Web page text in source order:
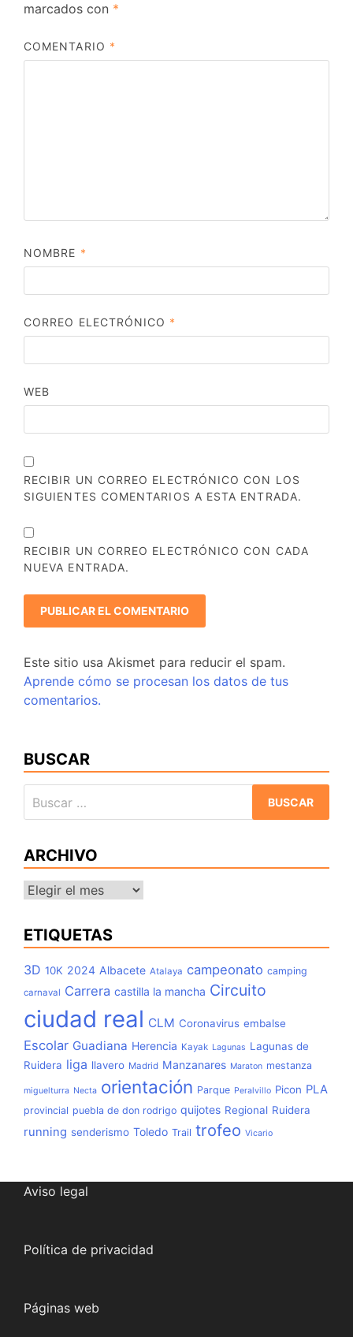
marcados con *
COMENTARIO *
NOMBRE *
CORREO ELECTRÓNICO *
WEB
RECIBIR UN CORREO ELECTRÓNICO CON LOS
SIGUIENTES COMENTARIOS A ESTA ENTRADA.
RECIBIR UN CORREO ELECTRÓNICO CON CADA
NUEVA ENTRADA.
Este sitio usa Akismet para reducir el spam.
Aprende cómo se procesan los datos de tus
comentarios.
BUSCAR
ARCHIVO
Archivo
ETIQUETAS
3D 10K 2024 Albacete Atalaya campeonato camping
carnaval Carrera castilla la mancha Circuito
ciudad real CLM Coronavirus embalse
Escolar Guadiana Herencia Kayak Lagunas Lagunas de
Ruidera liga llavero Madrid Manzanares Maraton mestanza
miguelturra Necta orientación Parque Peralvillo Picon PLA
provincial puebla de don rodrigo quijotes Regional Ruidera
running senderismo Toledo Trail trofeo Vicario
Aviso legal
Política de privacidad
Páginas web